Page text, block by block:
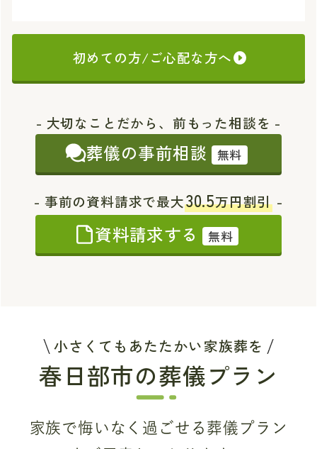
初めての方/ご心配な方へ
- 大切なことだから、前もった相談を -
葬儀の事前相談 無料
- 事前の資料請求で最大30.5万円割引 -
資料請求する 無料
小さくてもあたたかい家族葬を
春日部市の葬儀プラン
家族で悔いなく過ごせる葬儀プラン